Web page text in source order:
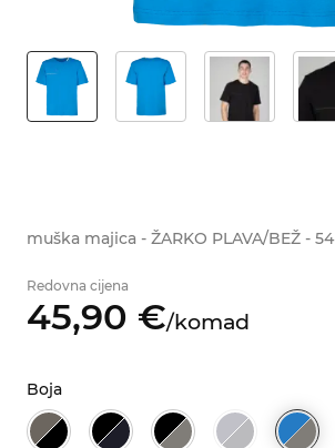
muška majica - ŽARKO PLAVA/BEŽ - 54
Redovna cijena
45,90 €/komad
Boja